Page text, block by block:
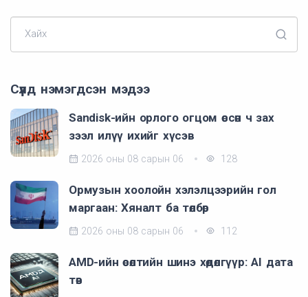
Хайх
Сүүлд нэмэгдсэн мэдээ
Sandisk-ийн орлого огцом өссөн ч зах
зээл илүү ихийг хүсэв
2026 оны 08 сарын 06 128
Ормузын хоолойн хэлэлцээрийн гол
маргаан: Хяналт ба төлбөр
2026 оны 08 сарын 06 112
AMD-ийн өсөлтийн шинэ хөдөлгүүр: AI дата
төв